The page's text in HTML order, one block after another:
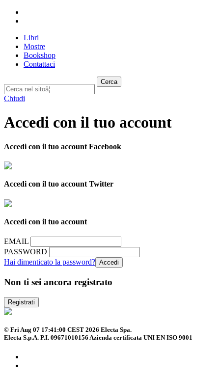
Libri
Mostre
Bookshop
Contattaci
Cerca
Chiudi
Accedi con il tuo account
Accedi con il tuo account Facebook
Accedi con il tuo account Twitter
Accedi con il tuo account
EMAIL
PASSWORD
Hai dimenticato la password?
Non ti sei ancora registrato
Registrati
© Fri Aug 07 17:41:00 CEST 2026 Electa Spa.
Electa S.p.A. P.I. 09671010156 Azienda certificata UNI EN ISO 9001